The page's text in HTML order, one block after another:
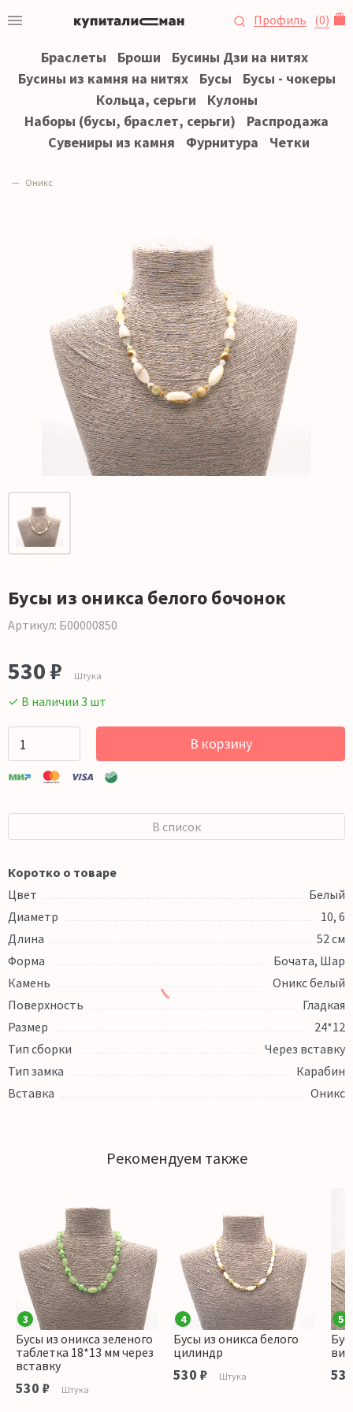
Профиль (0)
Браслеты Броши
Бусины Дзи на нитях
Бусины из камня на нитях
Бусы
Бусы - чокеры
Кольца, серьги
Кулоны
Наборы (бусы, браслет, серьги)
Распродажа
Сувениры из камня
Фурнитура Четки
Оникс
Бусы из оникса белого бочонок
Артикул: Б00000850
530 ₽ Штука
✓ В наличии 3 шт
В корзину
В список
Коротко о товаре
Цвет
Белый
Диаметр
10, 6
Длина
52 см
Форма
Бочата, Шар
Камень
Оникс белый
Поверхность
Гладкая
Размер
24*12
Тип сборки
Через вставку
Тип замка
Карабин
Вставка
Оникс
Рекомендуем также
3
Бусы из оникса зеленого
таблетка 18*13 мм через
вставку
530 ₽ Штука
4
Бусы из оникса белого
цилиндр
530 ₽ Штука
5